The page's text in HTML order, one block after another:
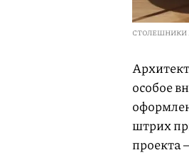
СТОЛЕШНИКИ
особое
штрих
проекта